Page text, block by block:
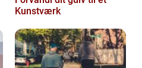
Kunstværk